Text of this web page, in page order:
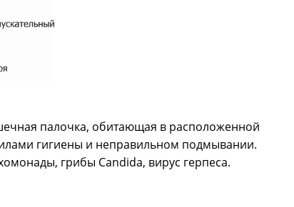
палочка, обитающая в расположенной
гигиены и неправильном подмывании.
грибы Candida, вирус герпеса.